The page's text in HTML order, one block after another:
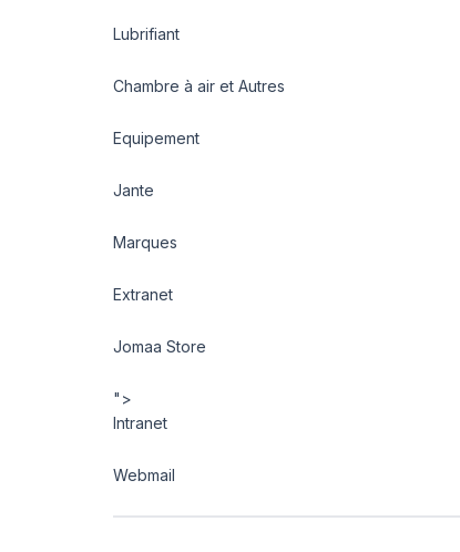
Lubrifiant
Chambre à air et Autres
Equipement
Jante
Marques
Extranet
Jomaa Store
">
Intranet
Webmail